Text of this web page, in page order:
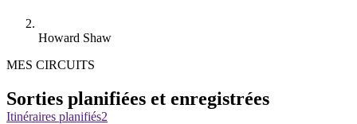
Howard Shaw
MES CIRCUITS
Sorties planifiées et enregistrées
Itinéraires planifiés2